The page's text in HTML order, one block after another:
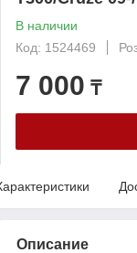
В наличии
Код: 1524469
7 000 ₸
Описание